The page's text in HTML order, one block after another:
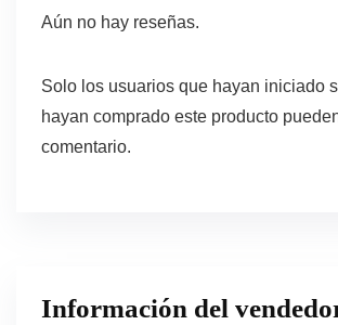
Aún no hay reseñas.
Solo los usuarios que hayan iniciado
hayan comprado este producto
comentario.
Información del